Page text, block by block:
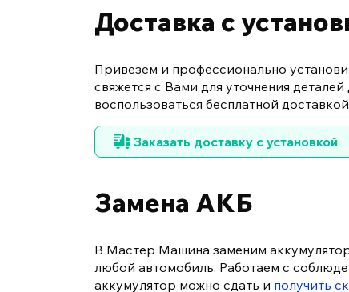
Доставка с
Привезем и профессионально
свяжется с Вами для уточнения
воспользоваться бесплатной
Заказать доставку с установкой
Замена АКБ
В Мастер Машина заменим
любой автомобиль. Работаем с
аккумулятор можно сдать и получить